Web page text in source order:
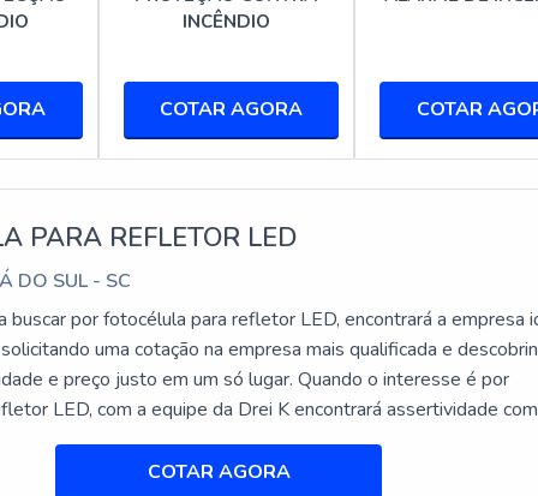
» TORRE
disponíveis, incluindo o sinalizador torre 60mm luz cont plus
torre led. Cada modelo oferece funcionalidades
PARA SUA APLICAÇÃO
considerar fatores como a tensão de alimentação, o
ambientais. Modelos como o sinalizador torre 24vcc
aplicações que exigem alertas audíveis. Além disso, é crucial
equipamentos já instalados, como sensores e sistemas de
MODELOS E APLICAÇÕES
INCÊNDIO
COTAR AGORA COTAR
PARA REFLETOR LED
DO SUL - SC
buscar por fotocélula para refletor LED, encontrará a empresa
uma cotação na empresa mais qualificada e
e preço justo em um só lugar. Quando o interesse é por
LED, com a equipe da Drei K encontrará assertividade com
com os resultados dos clientes.DETALHES INTERESSANTES
PARA REFLETOR LEDHá mu...
COTAR AGORA